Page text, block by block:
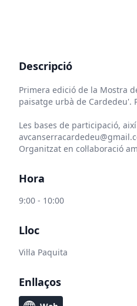
Descripció
Primera edició de la Mostra
paisatge urbà de
Les bases de participació,
Organitzat en col·laboració
Hora
9:00 - 10:00
Lloc
Vil·la Paquita
Enllaços